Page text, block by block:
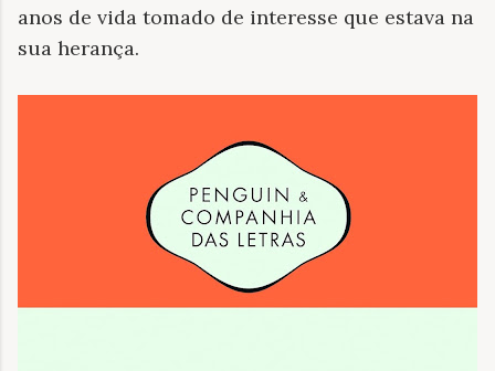
anos de vida tomado de interesse que estava na
sua herança.